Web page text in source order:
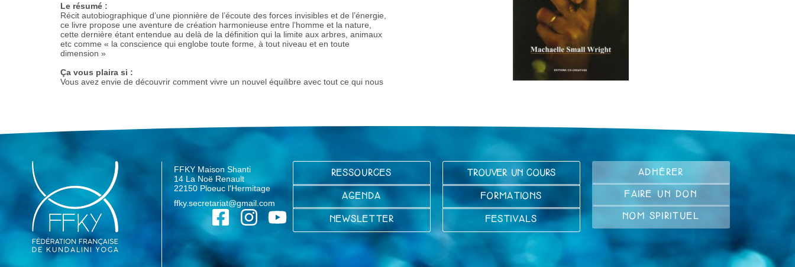
Le résumé :
Récit autobiographique d’une pionnière de l’écoute des forces invisibles et de l’énergie,
ce livre propose une aventure de création harmonieuse entre l’homme et la nature,
cette dernière étant entendue au delà de la définition qui la limite aux arbres, animaux
etc comme « la conscience qui englobe toute forme, à tout niveau et en toute
dimension »
Ça vous plaira si :
Vous avez envie de découvrir comment vivre un nouvel équilibre avec tout ce qui nous
FFKY Maison Shanti
14 La Noë Renault
22150 Ploeuc l'Hermitage
ffky.secretariat@gmail.com
RESSOURCES
AGENDA
NEWSLETTER
TROUVER UN COURS
FORMATIONS
FESTIVALS
ADHÉRER
FAIRE UN DON
NOM SPIRITUEL